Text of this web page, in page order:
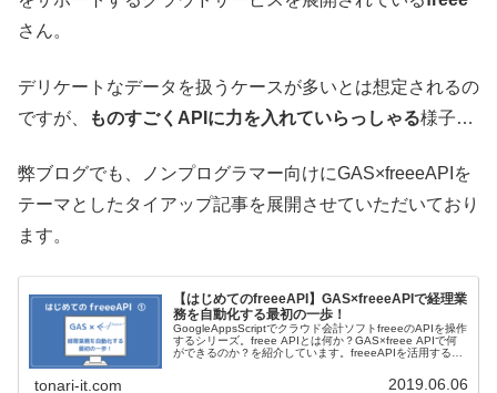
さん。
デリケートなデータを扱うケースが多いとは想定されるの
ですが、
ものすごくAPIに力を入れていらっしゃる様子…
弊ブログでも、ノンプログラマー向けにGAS×freeeAPIを
テーマとしたタイアップ記事を展開させていただいており
ます。
【はじめてのfreeeAPI】GAS×freeeAPIで経理業
務を自動化する最初の一歩！
GoogleAppsScriptでクラウド会計ソフトfreeeのAPIを操作
するシリーズ。freee APIとは何か？GAS×freee APIで何
ができるのか？を紹介しています。freeeAPIを活用するこ
tonari-it.com 2019.06.06